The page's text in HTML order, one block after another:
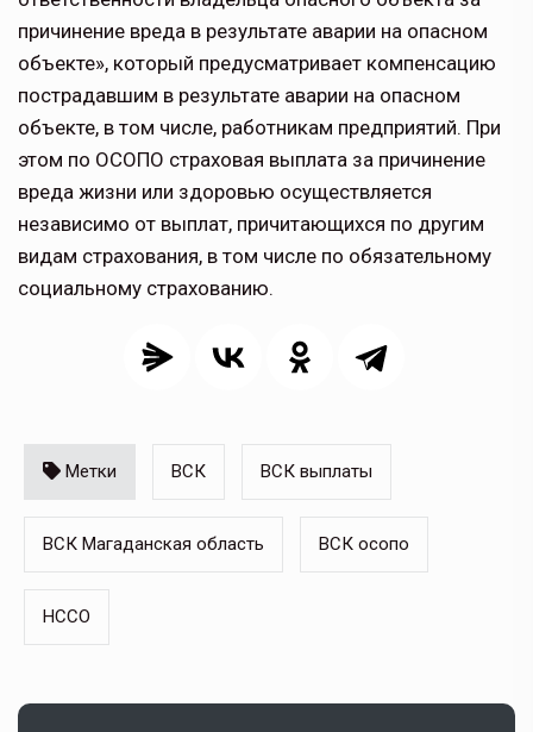
причинение вреда в результате аварии на опасном
объекте», который предусматривает компенсацию
пострадавшим в результате аварии на опасном
объекте, в том числе, работникам предприятий. При
этом по ОСОПО страховая выплата за причинение
вреда жизни или здоровью осуществляется
независимо от выплат, причитающихся по другим
видам страхования, в том числе по обязательному
социальному страхованию.
Метки ВСК ВСК выплаты
ВСК Магаданская область ВСК осопо
НССО